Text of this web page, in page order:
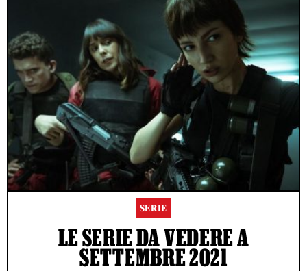
SERIE
LE SERIE DA VEDERE A
SETTEMBRE 2021